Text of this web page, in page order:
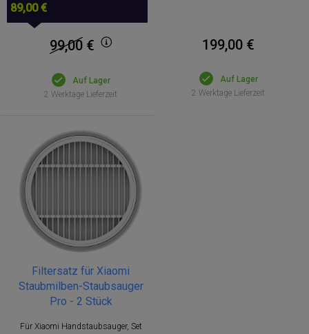
89,00 €
99,00€
Auf Lager
2 Werktage Lieferzeit
199,00 €
Auf Lager
2 Werktage Lieferzeit
Filtersatz für Xiaomi
Staubmilben-Staubsauger
Pro - 2 Stück
Für Xiaomi Handstaubsauger, Set